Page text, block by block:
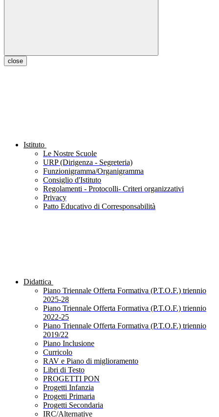
close
Istituto
Le Nostre Scuole
URP (Dirigenza - Segreteria)
Funzionigramma/Organigramma
Consiglio d'Istituto
Regolamenti - Protocolli- Criteri organizzativi
Privacy
Patto Educativo di Corresponsabilità
Didattica
Piano Triennale Offerta Formativa (P.T.O.F.) triennio
2025-28
Piano Triennale Offerta Formativa (P.T.O.F.) triennio
2022-25
Piano Triennale Offerta Formativa (P.T.O.F.) triennio
2019/22
Piano Inclusione
Curricolo
RAV e Piano di miglioramento
Libri di Testo
PROGETTI PON
Progetti Infanzia
Progetti Primaria
Progetti Secondaria
IRC/Alternative